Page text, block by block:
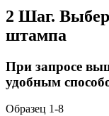
2 Шаг.
штампа
При запросе
удобным
Образец 1-8